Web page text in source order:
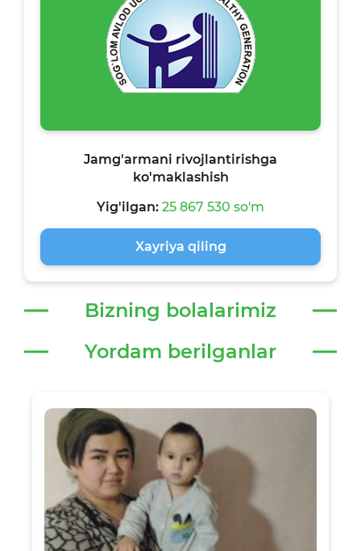
Jamg'armani rivojlantirishga
ko'maklashish
Yig'ilgan: 25 867 530 so'm
Xayriya qiling
Bizning bolalarimiz
Yordam berilganlar